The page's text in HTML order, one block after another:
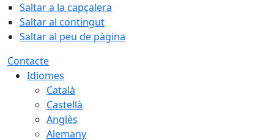
Saltar a la capçalera
Saltar al contingut
Saltar al peu de pàgina
Contacte
Idiomes
Català
Castellà
Anglès
Alemany